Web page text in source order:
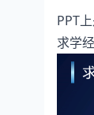
PPT
求学